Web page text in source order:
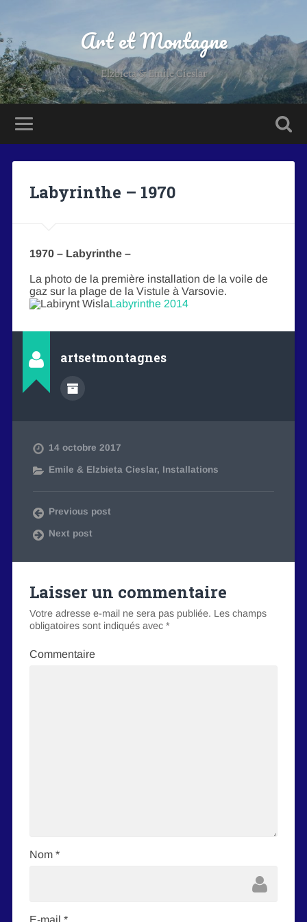
Art et Montagne
Elzbieta & Emile Cieslar
Labyrinthe – 1970
1970 – Labyrinthe –
La photo de la première installation de la voile de
gaz sur la plage de la Vistule à Varsovie.
Labyrinthe 2014
artsetmontagnes
14 octobre 2017
Emile & Elzbieta Cieslar, Installations
Previous post
Next post
Laisser un commentaire
Votre adresse e-mail ne sera pas publiée. Les champs
obligatoires sont indiqués avec *
Commentaire
Nom *
E-mail *